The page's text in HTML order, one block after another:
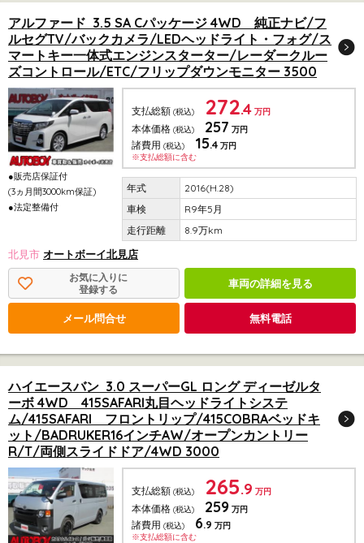
アルファード 3.5 SA Cパッケージ 4WD 純正ナビ/フ
ルセグTV/バックカメラ/LEDヘッドライト・フォグ/ス
マートキー一体式エンジンスターター/レーダークルー
ズコントロール/ETC/フリップダウンモニター 3500
●販売店保証付
(3ヵ月間3000km保証)
●法定整備付
支払総額 (税込) 272.4 万円
本体価格 (税込) 257 万円
諸費用 (税込) 15.4 万円
※支払総額に含む
2016(H.28)
R9年5月
8.9万km
北見市 オートボーイ北見店
お気に入りに
登録する
車両の詳細を見る
メール問合せ 無料電話
ハイエースバン 3.0 スーパーGL ロング ディーゼルタ
ーボ 4WD 415SAFARI丸目ヘッドライトシステ
ム/415SAFARI フロントリップ/415COBRAベッドキ
ット/BADRUKER16インチAW/オープンカントリー
R/T/両側スライドドア/4WD 3000
支払総額 (税込) 265.9 万円
本体価格 (税込) 259 万円
諸費用 (税込) 6.9 万円
※支払総額に含む